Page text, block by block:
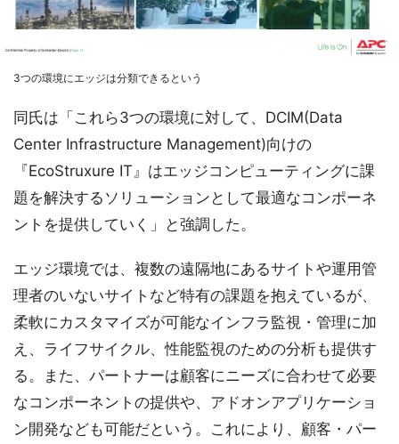
3つの環境にエッジは分類できるという
同氏は「これら3つの環境に対して、DCIM(Data
Center Infrastructure Management)向けの
『EcoStruxure IT』はエッジコンピューティングに課
題を解決するソリューションとして最適なコンポーネ
ントを提供していく」と強調した。
エッジ環境では、複数の遠隔地にあるサイトや運用管
理者のいないサイトなど特有の課題を抱えているが、
柔軟にカスタマイズが可能なインフラ監視・管理に加
え、ライフサイクル、性能監視のための分析も提供す
る。また、パートナーは顧客にニーズに合わせて必要
なコンポーネントの提供や、アドオンアプリケーショ
ン開発なども可能だという。これにより、顧客・パー